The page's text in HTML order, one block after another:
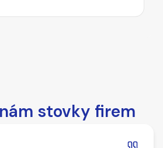
stovky firem